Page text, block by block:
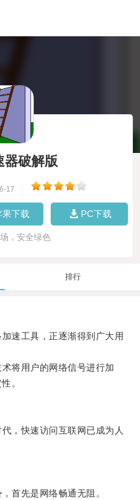
器破解版
17
果下载 PC下载
，安全绿色
排行
工具，正逐渐得到广大用
将用户的网络信号进行加
。
快速访问互联网已成为人
先是网络畅通无阻。